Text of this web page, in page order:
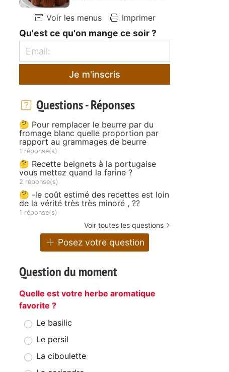
Voir les menus Imprimer
Qu'est ce qu'on mange ce soir ?
Je m'inscris
Questions - Réponses
🤔 Pour remplacer le beurre par du
fromage blanc quelle proportion par
rapport au grammages de beurre
1 réponse(s)
🤔 Recette beignets à la portugaise
vous mettez quand la farine ?
2 réponse(s)
🤔 -le coût estimé des recettes est loin
de la vérité très très minoré , ??
1 réponse(s)
Voir toutes les questions
Posez votre question
Question du moment
Quelle est votre herbe aromatique
favorite ?
Le basilic
Le persil
La ciboulette